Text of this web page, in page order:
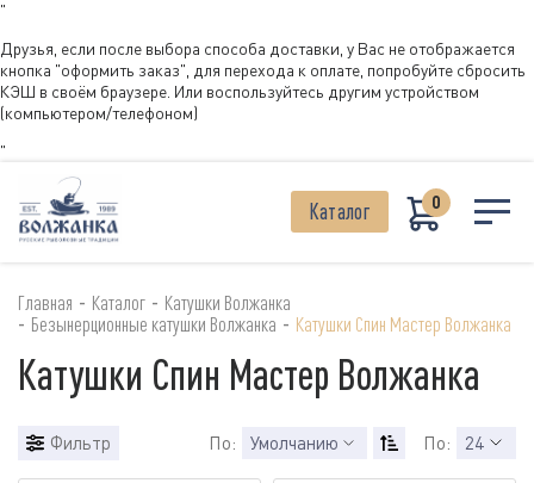
"
Друзья, если после выбора способа доставки, у Вас не отображается
кнопка "оформить заказ", для перехода к оплате, попробуйте сбросить
КЭШ в своём браузере. Или воспользуйтесь другим устройством
(компьютером/телефоном)
"
Каталог 0
Главная - Каталог - Катушки Волжанка
- Безынерционные катушки Волжанка - Катушки Спин Мастер Волжанка
Катушки Спин Мастер Волжанка
Фильтр По: Умолчанию По: 24